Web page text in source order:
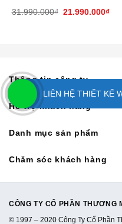
31.990.000₫ 21.990.000₫
Thông tin công ty
Hỗ trợ khách hàng
Danh mục sản phẩm
Chăm sóc khách hàng
CÔNG TY CỔ PHẦN THƯƠNG
© 1997 – 2020 Công Ty Cổ Phần
LIÊN HỆ THIẾT KẾ